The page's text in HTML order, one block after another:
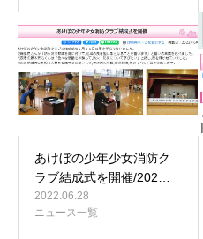
あけぼの少年少女消防ク
ラブ結成式を開催/202…
2022.06.28
ニュース一覧